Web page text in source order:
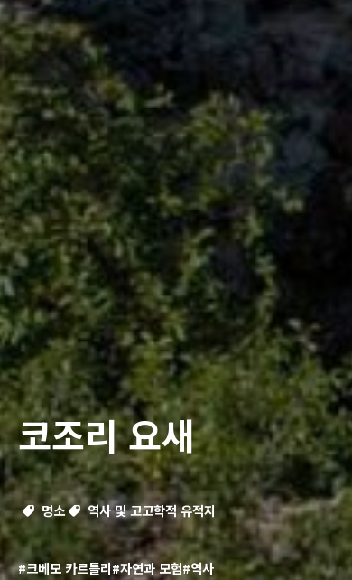
코조리 요새
명소 역사 및 고고학적 유적지
#크베모 카르틀리#자연과 모험#역사